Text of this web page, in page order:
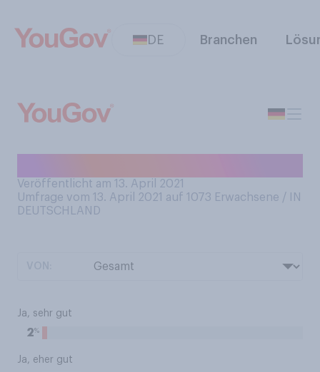
DE Branchen
Veröffentlicht am 13. April 2021
Umfrage vom 13. April 2021 auf 1073 Erwachsene / IN
DEUTSCHLAND
Ja, sehr gut
2%
Ja, eher gut